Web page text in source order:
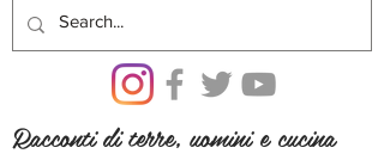
Racconti di terre, uomini e cucina